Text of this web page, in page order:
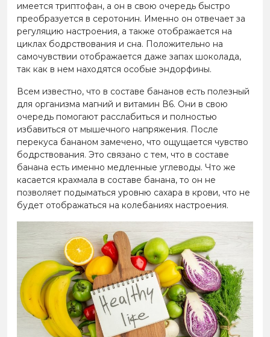
имеется триптофан, а он в свою очередь быстро
преобразуется в серотонин. Именно он отвечает за
регуляцию настроения, а также отображается на
циклах бодрствования и сна. Положительно на
самочувствии отображается даже запах шоколада,
так как в нем находятся особые эндорфины.
Всем известно, что в составе бананов есть полезный
для организма магний и витамин В6. Они в свою
очередь помогают расслабиться и полностью
избавиться от мышечного напряжения. После
перекуса бананом замечено, что ощущается чувство
бодрствования. Это связано с тем, что в составе
банана есть именно медленные углеводы. Что же
касается крахмала в составе банана, то он не
позволяет подыматься уровню сахара в крови, что не
будет отображаться на колебаниях настроения.